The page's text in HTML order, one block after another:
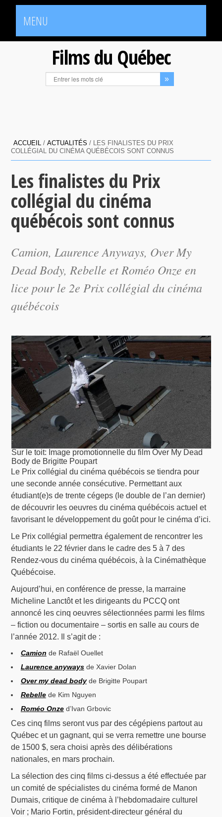
MENU
Films du Québec
ACCUEIL /ACTUALITÉS / LES FINALISTES DU PRIX
Les finalistes du Prix
collégial du cinéma
Camion, Laurence Anyways, Over My
Dead Body, Rebelle et Roméo Onze en
lice pour le 2e Prix collégial du cinéma
québécois
Sur le toit: Image promotionnelle du film Over My Dead
Body de Brigitte Poupart
Le Prix collégial du cinéma québécois se tiendra pour
une seconde année consécutive. Permettant aux
étudiant(e)s de trente cégeps (le double de l’an dernier)
de découvrir les oeuvres du cinéma québécois actuel et
favorisant le développement du goût pour le cinéma d’ici.
Le Prix collégial permettra également de rencontrer les
étudiants le 22 février dans le cadre des 5 à 7 des
Rendez-vous du cinéma québécois, à la Cinémathèque
Québécoise.
Aujourd’hui, en conférence de presse, la marraine
Micheline Lanctôt et les dirigeants du PCCQ ont
annoncé les cinq oeuvres sélectionnées parmi les films
– fiction ou documentaire – sortis en salle au cours de
l’année 2012. Il s’agit de :
Camion de Rafaël Ouellet
Laurence anywaysde Xavier Dolan
Over my dead bodyde Brigitte Poupart
Rebellede Kim Nguyen
Roméo Onzed’Ivan Grbovic
Ces cinq films seront vus par des cégépiens partout au
Québec et un gagnant, qui se verra remettre une bourse
de 1500 $, sera choisi après des délibérations
nationales, en mars prochain.
La sélection des cinq films ci-dessus a été effectuée par
un comité de spécialistes du cinéma formé de Manon
Dumais, critique de cinéma à l’hebdomadaire culturel
Voir ; Mario Fortin, président-directeur général du